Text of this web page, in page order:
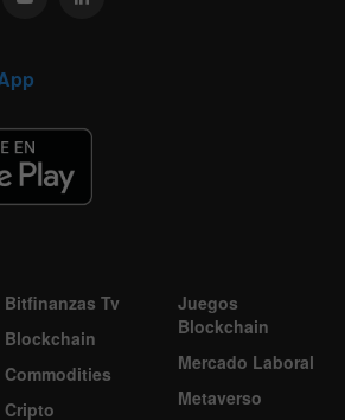
Bitfinanzas Tv
Blockchain
Commodities
Cripto
Juegos
Blockchain
Mercado Laboral
Metaverso